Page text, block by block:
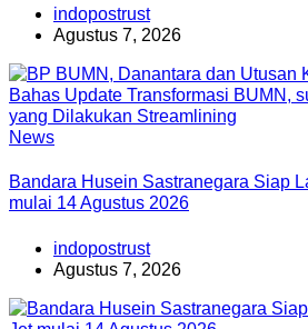
indopostrust
Agustus 7, 2026
News
Bandara Husein Sastranegara Siap
mulai 14 Agustus 2026
indopostrust
Agustus 7, 2026